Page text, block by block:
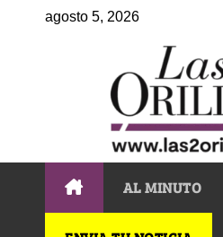
agosto 5, 2026
AL MINUTO